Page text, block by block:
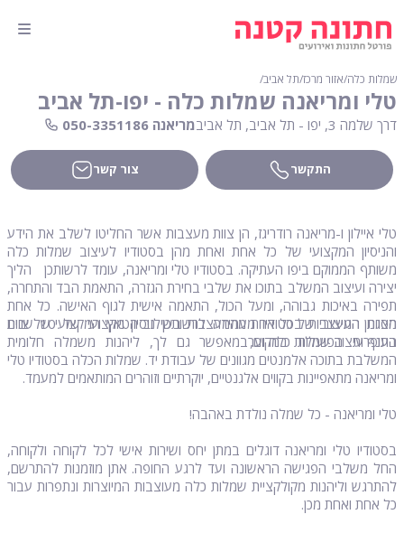
שמלות כלה∕אזור מרכז∕תל אביב∕
טלי ומריאנה שמלות כלה - יפו-תל אביב
דרך שלמה 3, יפו - תל אביב, תל אביב מריאנה 050-3351186
התקשר צור קשר
טלי איילון ו-מריאנה רודריגז, הן צוות מעצבות אשר החליטו לשלב את הידע
והניסיון המקצועי של כל אחת ואחת מהן בסטודיו לעיצוב שמלות כלה
משותף הממוקם ביפו העתיקה. בסטודיו טלי ומריאנה, עומד לרשותכן הליך
יצירה ועיצוב המשלב בתוכו את שלבי בחירת הגזרה, התאמת הבד והתחרה,
תפירה באיכות גבוהה, ומעל הכול, התאמה אישית לגוף האישה. כל אחת
מצוות המעצבות בסטודיו מעמידה לרשותכן ניסיון מקצועי של 10 שנים
בענף עיצוב שמלות כלה וערב.
הסגנון העיצובי של כל אחת מהמעצבות בשילוב הטאץ' המקצועי של צוות
התופרות הפועלות במקום, מאפשר גם לך, ליהנות משמלה חלומית
המשלבת בתוכה אלמנטים מגוונים של עבודת יד. שמלות הכלה בסטודיו טלי
ומריאנה מתאפיינות בקווים אלגנטיים, יוקרתיים וזוהרים המותאמים למעמד.
טלי ומריאנה - כל שמלה נולדת באהבה!
בסטודיו טלי ומריאנה דוגלים במתן יחס ושירות אישי לכל לקוחה ולקוחה,
החל משלבי הפגישה הראשונה ועד לרגע החופה. אתן מוזמנות להתרשם,
להתרגש וליהנות מקולקציית שמלות כלה מעוצבות המיוצרות ונתפרות עבור
כל אחת ואחת מכן.